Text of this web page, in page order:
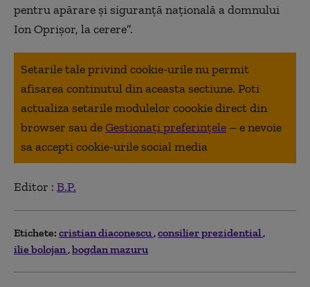
pentru apărare și siguranță națională a domnului
Ion Oprișor, la cerere”.
Setarile tale privind cookie-urile nu permit
afisarea continutul din aceasta sectiune. Poti
actualiza setarile modulelor coookie direct din
browser sau deGestionați preferințele – e nevoie
sa accepti cookie-urile social media
Editor : B.P.
Etichete: cristian diaconescu consilier prezidential
ilie bolojan bogdan mazuru